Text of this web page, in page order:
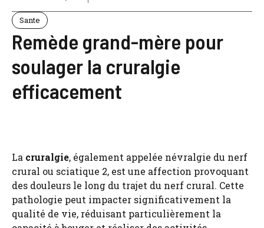
Sante
Remède grand-mère pour
soulager la cruralgie
efficacement
La cruralgie, également appelée névralgie du nerf
crural ou sciatique 2, est une affection provoquant
des douleurs le long du trajet du nerf crural. Cette
pathologie peut impacter significativement la
qualité de vie, réduisant particulièrement la